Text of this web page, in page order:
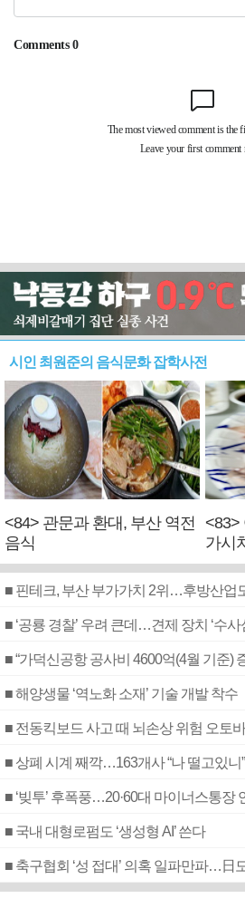
시인 최원준의 음식문화 잡학사전
<84> 관문과 환대, 부산 역전
음식
<83>
가시
■ 핀테크, 부산 부가가치 2위…후방산업
■ ‘공룡 경찰’ 우려 큰데…견제 장치 ‘수사
■ “가덕신공항 공사비 4600억(4월 기준)
■ 해양생물 ‘역노화 소재’ 기술 개발 착수
■ 전동킥보드 사고 때 뇌손상 위험 오토
■ 상폐 시계 째깍…163개사 “나 떨고있니”
■ ‘빚투’ 후폭풍…20·60대 마이너스통장
■ 국내 대형로펌도 ‘생성형 AI’ 쓴다